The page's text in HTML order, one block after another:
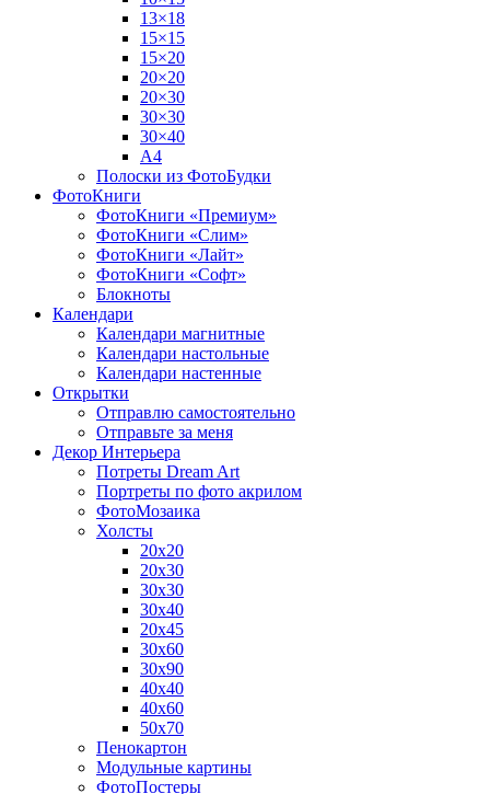
13×18
15×15
15×20
20×20
20×30
30×30
30×40
A4
Полоски из ФотоБудки
ФотоКниги
ФотоКниги «Премиум»
ФотоКниги «Слим»
ФотоКниги «Лайт»
ФотоКниги «Софт»
Блокноты
Календари
Календари магнитные
Календари настольные
Календари настенные
Открытки
Отправлю самостоятельно
Отправьте за меня
Декор Интерьера
Потреты Dream Art
Портреты по фото акрилом
ФотоМозаика
Холсты
20х20
20х30
30х30
30х40
20х45
30х60
30х90
40х40
40х60
50х70
Пенокартон
Модульные картины
ФотоПостеры